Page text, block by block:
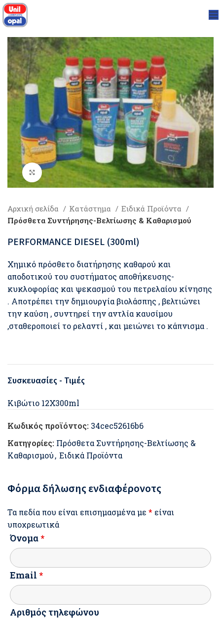
Click to enlarge
Αρχική σελίδα Κατάστημα
Ειδικά Προϊόντα
Πρόσθετα Συντήρησης-Βελτίωσης & Καθαρισμού
PERFORMANCE DIESEL (300ml)
Χημικό πρόσθετο διατήρησης καθαρού και
αποδοτικού του συστήματος αποθήκευσης-
κυκλοφορίας και ψεκασμού του πετρελαίου κίνησης
. Αποτρέπει την δημιουργία βιολάσπης , βελτιώνει
την καύση , συντηρεί την αντλία καυσίμου
,σταθεροποιεί το ρελαντί , και μειώνει το κάπνισμα .
Συσκευασίες - Τιμές
Κιβώτιο 12Χ300ml
Κωδικός προϊόντος: 34cec52616b6
Κατηγορίες: Πρόσθετα Συντήρησης-Βελτίωσης &
Καθαρισμού, Ειδικά Προϊόντα
Φόρμα δήλωσης ενδιαφέρονοτς
Τα πεδία που είναι επισημασμένα με * είναι
υποχρεωτικά
Όνομα *
Email *
Αριθμός τηλεφώνου